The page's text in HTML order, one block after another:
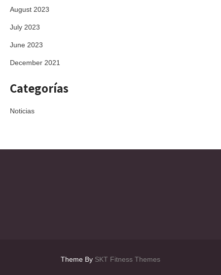
August 2023
July 2023
June 2023
December 2021
Categorías
Noticias
Theme By SKT Fitness Themes